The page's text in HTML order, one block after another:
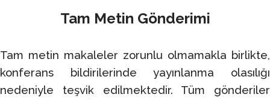
Tam Metin Gönderimi
Tam metin makaleler zorunlu olmamakla birlikte,
konferans bildirilerinde yayınlanma olasılığı
nedeniyle teşvik edilmektedir. Tüm gönderiler